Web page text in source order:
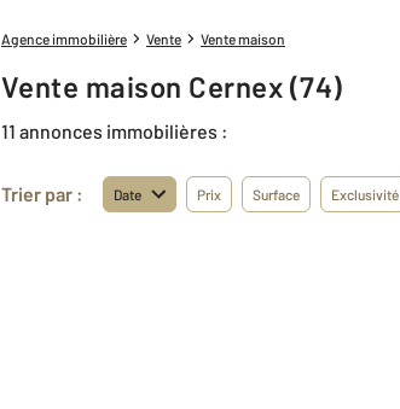
Agence immobilière Vente Vente maison
Vente maison Cernex (74)
11 annonces immobilières :
Trier par : Date Prix Surface Exclusivité